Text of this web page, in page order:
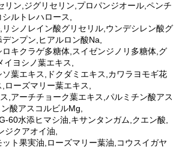
リン,ジグリセリン,プロパンジオール,ペンチ
ルトレハロース,
シノレイン酸グリセリル,ウンデシレン酸グ
ンプン,ヒアルロン酸Na,
キクラゲ多糖体,スイゼンジノリ多糖体,グ
イヨシノ葉エキス,
葉エキス,ドクダミエキス,カワラヨモギ花
ーズマリー葉エキス,
,アーチチョーク葉エキス,パルミチン酸アス
酸アスコルビルMg,
60水添ヒマシ油,キサンタンガム,クエン酸,
ジクアオイ油,
ト果実油,ローズマリー葉油,コウスイガヤ